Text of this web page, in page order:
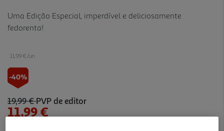
Uma Edição Especial, imperdível e deliciosamente
fedorenta!
11.99 €/un
-40%
19,99 €PVP de editor
11,99 €